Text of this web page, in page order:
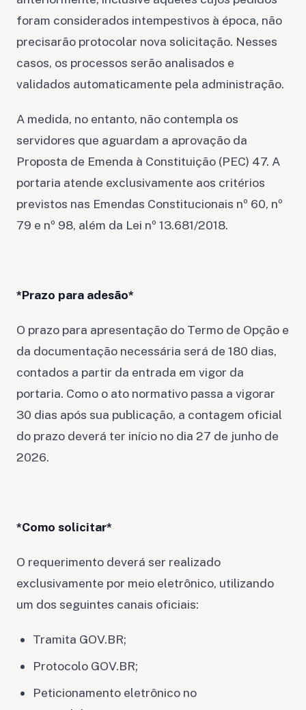
foram considerados intempestivos à época, não
precisarão protocolar nova solicitação. Nesses
casos, os processos serão analisados e
validados automaticamente pela administração.
A medida, no entanto, não contempla os
servidores que aguardam a aprovação da
Proposta de Emenda à Constituição (PEC) 47. A
portaria atende exclusivamente aos critérios
previstos nas Emendas Constitucionais nº 60, nº
79 e nº 98, além da Lei nº 13.681/2018.
*Prazo para adesão*
O prazo para apresentação do Termo de Opção e
da documentação necessária será de 180 dias,
contados a partir da entrada em vigor da
portaria. Como o ato normativo passa a vigorar
30 dias após sua publicação, a contagem oficial
do prazo deverá ter início no dia 27 de junho de
2026.
*Como solicitar*
O requerimento deverá ser realizado
exclusivamente por meio eletrônico, utilizando
um dos seguintes canais oficiais:
Tramita GOV.BR;
Protocolo GOV.BR;
Peticionamento eletrônico no